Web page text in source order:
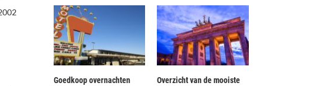
Goedkoop overnachten
Overzicht van de mooiste